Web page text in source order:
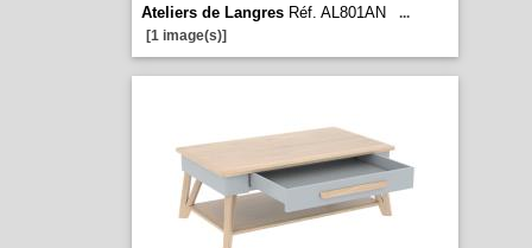
Ateliers de LangresRéf. AL801AN
...
[1 image(s)]